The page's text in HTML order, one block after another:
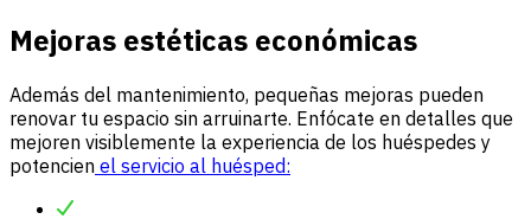
Mejoras estéticas económicas
Además del mantenimiento, pequeñas mejoras pueden
renovar tu espacio sin arruinarte. Enfócate en detalles que
mejoren visiblemente la experiencia de los huéspedes y
potencien el servicio al huésped: